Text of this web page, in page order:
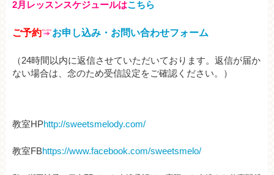
2月レッスンスケジュールはこちら
ご予約 お申し込み・お問い合わせフォーム
（24時間以内に返信させていただいております。 返信が届か
ない場合は、念のため受信設定をご確認ください。）
教室HPhttp://sweetsmelody.com/
教室FBhttps://www.facebook.com/sweetsmelo/